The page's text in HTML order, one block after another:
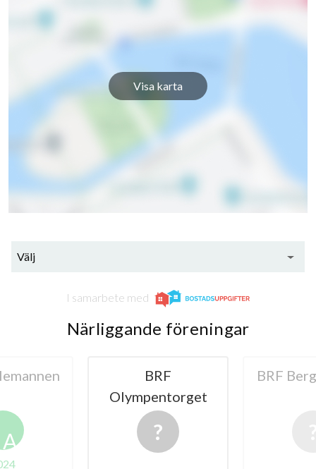
Visa karta
Välj
I samarbete med
Närliggande föreningar
A
BRF
Olympentorget
BRF